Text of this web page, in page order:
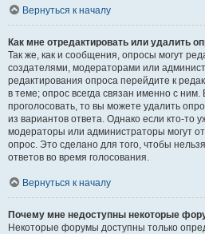
Вернуться к началу
Как мне отредактировать или удалить
Так же, как и сообщения, опросы могут
создателями, модераторами или
редактирования опроса перейдите к
в теме; опрос всегда связан именно с ним.
проголосовать, то вы можете удалить
из вариантов ответа. Однако если кто-то
модераторы или администраторы могут
опрос. Это сделано для того, чтобы
ответов во время голосования.
Вернуться к началу
Почему мне недоступны некоторые
Некоторые форумы доступны только